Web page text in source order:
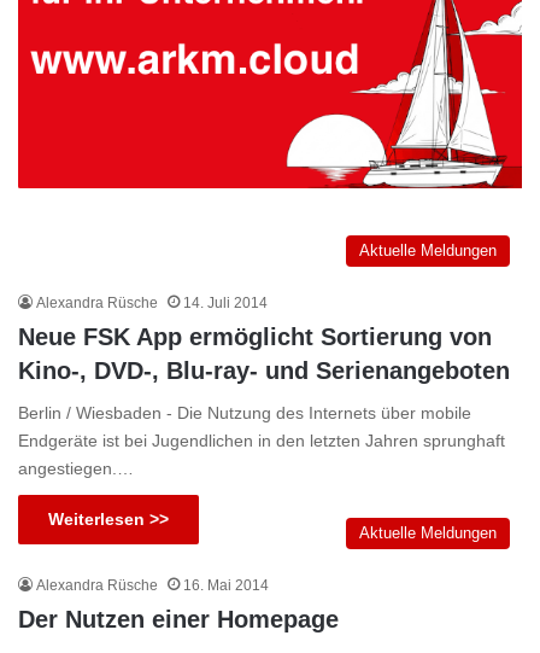
Aktuelle Meldungen
Alexandra Rüsche 14. Juli 2014
Neue FSK App ermöglicht Sortierung von
Kino-, DVD-, Blu-ray- und Serienangeboten
Berlin / Wiesbaden - Die Nutzung des Internets über mobile
Endgeräte ist bei Jugendlichen in den letzten Jahren sprunghaft
angestiegen.…
Weiterlesen >>
Aktuelle Meldungen
Alexandra Rüsche 16. Mai 2014
Der Nutzen einer Homepage